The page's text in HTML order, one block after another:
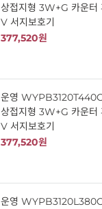
상접지형 3W+G 카운
V 서지보호기
377,520원
운영
상접지형 3W+G 카운
V 서지보호기
377,520원
운영